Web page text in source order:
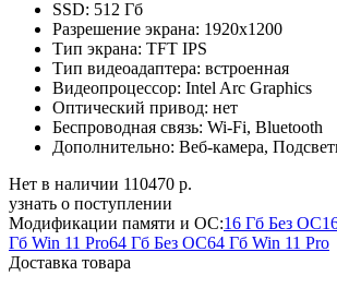
SSD: 512 Гб
Разрешение экрана: 1920x1200
Тип экрана: TFT IPS
Тип видеоадаптера: встроенная
Видеопроцессор: Intel Arc Graphics
Оптический привод: нет
Беспроводная связь: Wi-Fi, Bluetooth
Дополнительно: Веб-камера,
Нет в наличии 110470 р.
узнать о поступлении
Модификации памяти и ОС:16 Гб Без ОС
Гб Win 11 Pro64 Гб Без ОС64 Гб Win 11 Pro
Доставка товара